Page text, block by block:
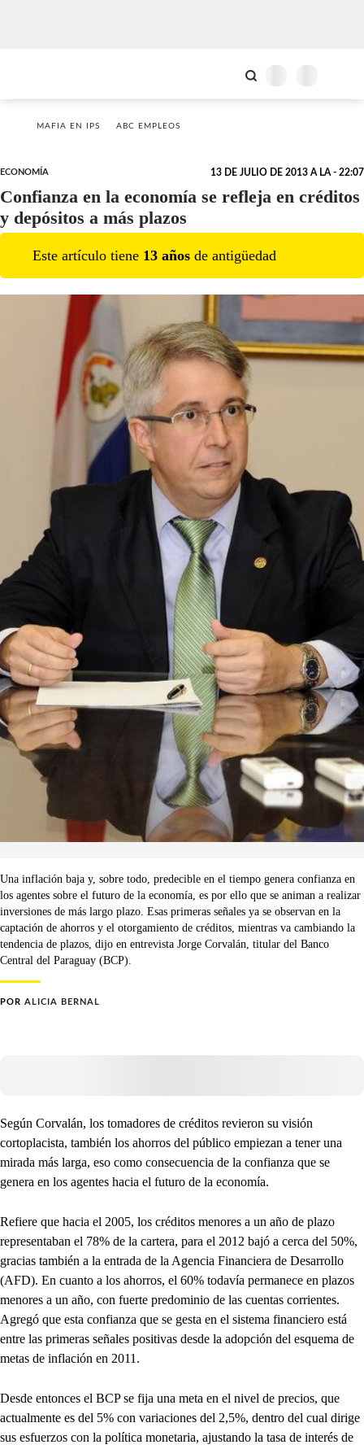
MAFIA EN IPS ABC EMPLEOS
ECONOMÍA 13 DE JULIO DE 2013 A LA - 22:07
Confianza en la economía se refleja en créditos
y depósitos a más plazos
Este artículo tiene 13 años de antigüedad
Una inflación baja y, sobre todo, predecible en el tiempo genera confianza en
los agentes sobre el futuro de la economía, es por ello que se animan a realizar
inversiones de más largo plazo. Esas primeras señales ya se observan en la
captación de ahorros y el otorgamiento de créditos, mientras va cambiando la
tendencia de plazos, dijo en entrevista Jorge Corvalán, titular del Banco
Central del Paraguay (BCP).
POR ALICIA BERNAL
Según Corvalán, los tomadores de créditos revieron su visión
cortoplacista, también los ahorros del público empiezan a tener una
mirada más larga, eso como consecuencia de la confianza que se
genera en los agentes hacia el futuro de la economía.
Refiere que hacia el 2005, los créditos menores a un año de plazo
representaban el 78% de la cartera, para el 2012 bajó a cerca del 50%,
gracias también a la entrada de la Agencia Financiera de Desarrollo
(AFD). En cuanto a los ahorros, el 60% todavía permanece en plazos
menores a un año, con fuerte predominio de las cuentas corrientes.
Agregó que esta confianza que se gesta en el sistema financiero está
entre las primeras señales positivas desde la adopción del esquema de
metas de inflación en 2011.
Desde entonces el BCP se fija una meta en el nivel de precios, que
actualmente es del 5% con variaciones del 2,5%, dentro del cual dirige
sus esfuerzos con la política monetaria, ajustando la tasa de interés de